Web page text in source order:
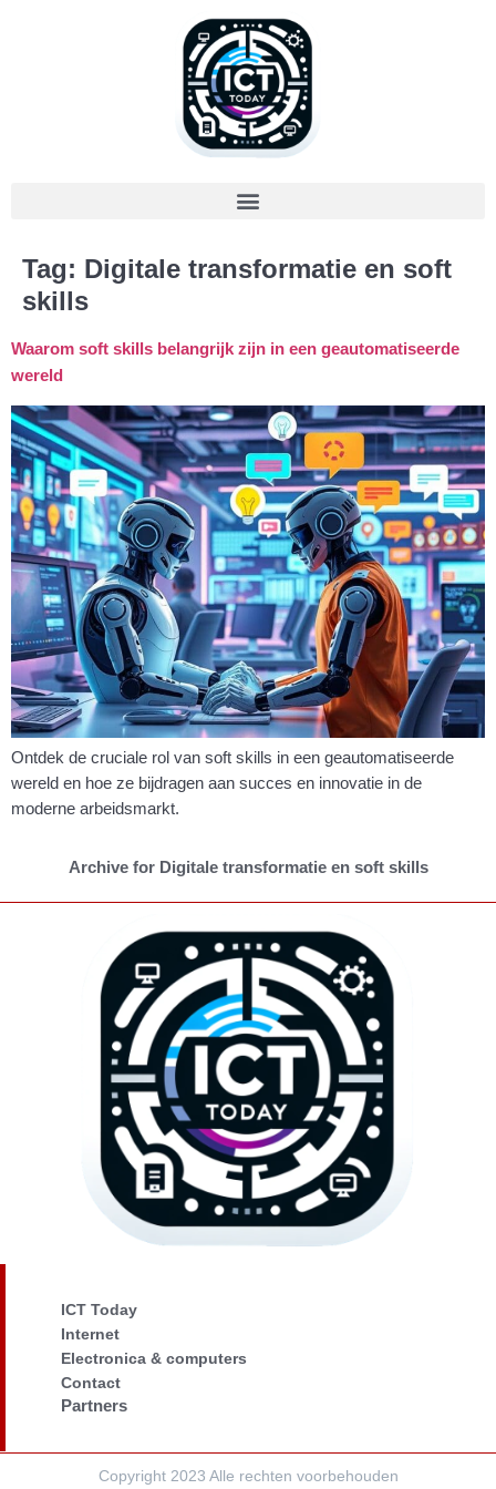
Tag: Digitale transformatie en soft
skills
Waarom soft skills belangrijk zijn in een geautomatiseerde
wereld
Ontdek de cruciale rol van soft skills in een geautomatiseerde
wereld en hoe ze bijdragen aan succes en innovatie in de
moderne arbeidsmarkt.
Archive for Digitale transformatie en soft skills
ICT Today
Internet
Electronica & computers
Contact
Partners
Copyright 2023 Alle rechten voorbehouden